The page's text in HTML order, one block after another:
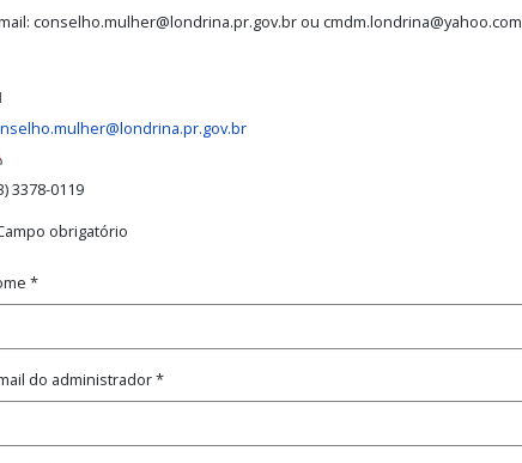
conselho.mulher@londrina.pr.gov.br ou cmdm.londrina@yahoo.com
3378-0119
obrigatório
*
do administrador*